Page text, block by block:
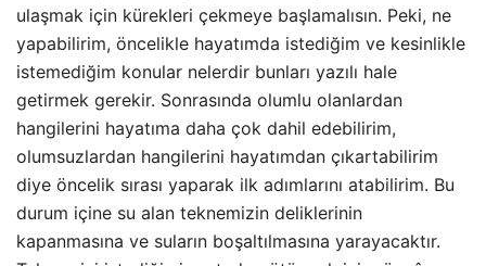
ulaşmak için kürekleri çekmeye başlamalısın. Peki, ne
yapabilirim, öncelikle hayatımda istediğim ve kesinlikle
istemediğim konular nelerdir bunları yazılı hale
getirmek gerekir. Sonrasında olumlu olanlardan
hangilerini hayatıma daha çok dahil edebilirim,
olumsuzlardan hangilerini hayatımdan çıkartabilirim
diye öncelik sırası yaparak ilk adımlarını atabilirim. Bu
durum içine su alan teknemizin deliklerinin
kapanmasına ve suların boşaltılmasına yarayacaktır.